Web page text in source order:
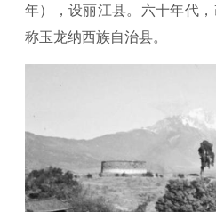
年），设丽江县。六十年代
称玉龙纳西族自治县。